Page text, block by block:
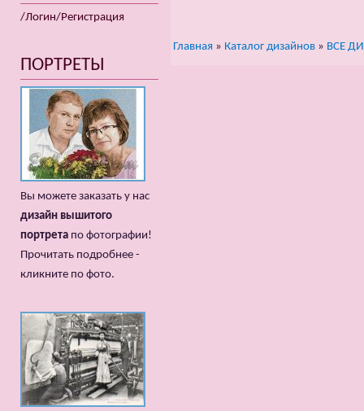
Главная » Каталог дизайнов » ВСЕ
/Логин/Регистрация
ПОРТРЕТЫ
Вы можете заказать у нас
дизайн вышитого
портрета по фотографии!
Прочитать подробнее -
кликните по фото.